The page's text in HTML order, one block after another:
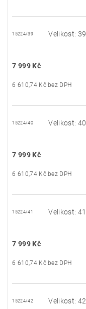
15224/39 Velikost: 39
7 999 Kč
6 610,74 Kč bez DPH
15224/40 Velikost: 40
7 999 Kč
6 610,74 Kč bez DPH
15224/41 Velikost: 41
7 999 Kč
6 610,74 Kč bez DPH
15224/42 Velikost: 42